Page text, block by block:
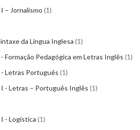
– Jornalismo 1
da Língua Inglesa 1
Formação Pedagógica em Letras Inglês 1
Letras Português 1
- Letras – Português Inglês 1
- Logística 1